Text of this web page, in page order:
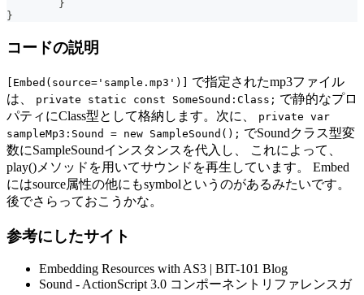
}
}
コードの説明
[Embed(source='sample.mp3')]
で指定されたmp3ファイル
は、
private static const SomeSound:Class; で静的なプロ
パティにClass型として格納します。次に、
private var
sampleMp3:Sound = new SampleSound(); でSoundクラス型変
数にSampleSoundインスタンスを代入し、 これによって、
play()メソッドを用いてサウンドを再生しています。 Embed
にはsource属性の他にもsymbolというのがあるみたいです。
後でさらっておこうかな。
参考にしたサイト
Embedding Resources with AS3 | BIT-101 Blog
Sound - ActionScript 3.0 コンポーネントリファレンスガ